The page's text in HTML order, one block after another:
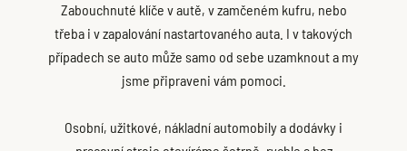
Zabouchnuté klíče v autě, v zamčeném kufru, nebo
třeba i v zapalování nastartovaného auta. I v takových
případech se auto může samo od sebe uzamknout a my
jsme připraveni vám pomoci.
Osobní, užitkové, nákladní automobily a dodávky i